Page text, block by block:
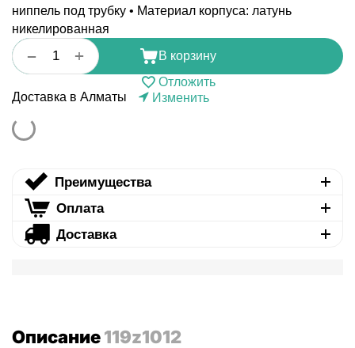
ниппель под трубку • Материал корпуса: латунь
никелированная
+
−
В корзину
Отложить
Доставка в Алматы
Изменить
Преимущества
Оплата
Доставка
Описание119z1012